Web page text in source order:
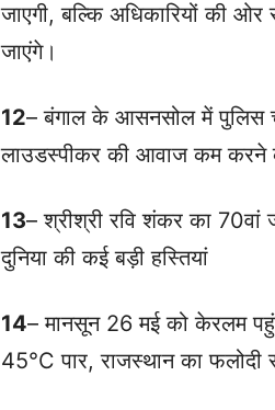
जाएगी, बल्कि अधिकारियों की
जाएंगे।
12– बंगाल के आसनसोल में पुलिस
लाउडस्पीकर की आवाज कम करने के
13– श्रीश्री रवि शंकर का
दुनिया की कई बड़ी हस्तियां
14– मानसून 26 मई को केरलम
45°C पार, राजस्थान का फलोदी